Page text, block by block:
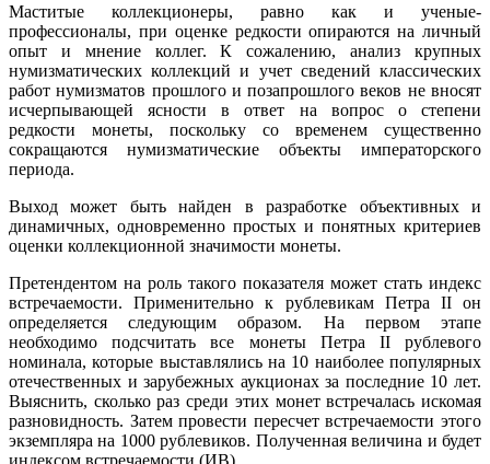
Маститые коллекционеры, равно как и ученые-
профессионалы, при оценке редкости опираются на личный
опыт и мнение коллег. К сожалению, анализ крупных
нумизматических коллекций и учет сведений классических
работ нумизматов прошлого и позапрошлого веков не вносят
исчерпывающей ясности в ответ на вопрос о степени
редкости монеты, поскольку со временем существенно
сокращаются нумизматические объекты императорского
периода.
Выход может быть найден в разработке объективных и
динамичных, одновременно простых и понятных критериев
оценки коллекционной значимости монеты.
Претендентом на роль такого показателя может стать индекс
встречаемости. Применительно к рублевикам Петра II он
определяется следующим образом. На первом этапе
необходимо подсчитать все монеты Петра II рублевого
номинала, которые выставлялись на 10 наиболее популярных
отечественных и зарубежных аукционах за последние 10 лет.
Выяснить, сколько раз среди этих монет встречалась искомая
разновидность. Затем провести пересчет встречаемости этого
экземпляра на 1000 рублевиков. Полученная величина и будет
индексом встречаемости (ИВ).